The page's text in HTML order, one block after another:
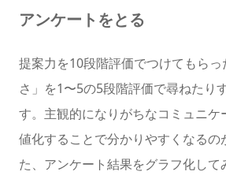
アンケートをとる
提案力を10段階評価でつけてもら
さ」を1〜5の5段階評価で尋ねたり
す。主観的になりがちなコミュニケ
値化することで分かりやすくなるの
た、アンケート結果をグラフ化して